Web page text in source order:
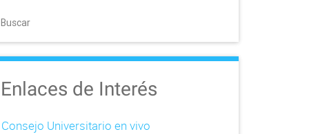
Buscar
Enlaces de Interés
Consejo Universitario en vivo